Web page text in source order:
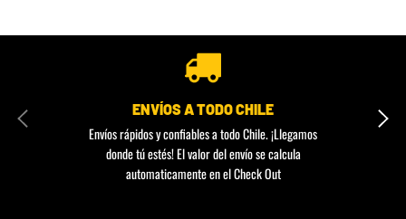
ENVÍOS A TODO CHILE
Envíos rápidos y confiables a todo Chile. ¡Llegamos
donde tú estés! El valor del envío se calcula
automaticamente en el Check Out